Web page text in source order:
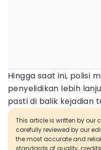
Hingga saat ini, polisi
penyelidikan lebih
pasti di balik kejadian
This article is written by our
carefully reviewed by our
the most accurate and
standards of quality,